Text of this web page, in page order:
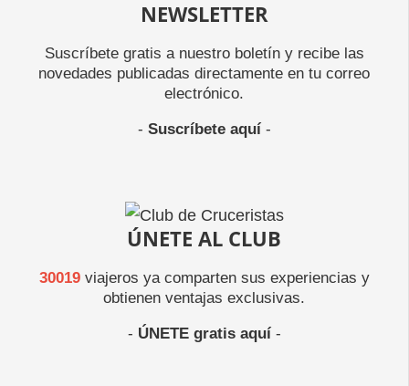
NEWSLETTER
Suscríbete gratis a nuestro boletín y recibe las
novedades publicadas directamente en tu correo
electrónico.
- Suscríbete aquí-
ÚNETE AL CLUB
30019viajeros ya comparten sus experiencias y
obtienen ventajas exclusivas.
- ÚNETE gratis aquí-